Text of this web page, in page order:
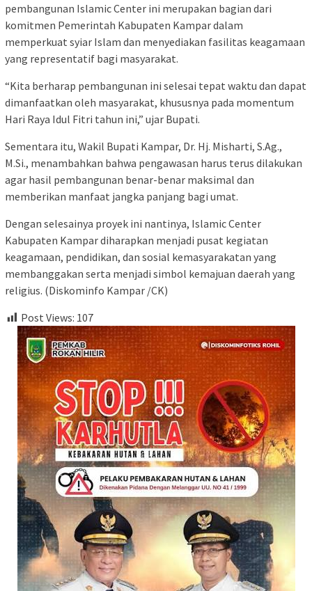
pembangunan Islamic Center ini merupakan bagian dari
komitmen Pemerintah Kabupaten Kampar dalam
memperkuat syiar Islam dan menyediakan fasilitas keagamaan
yang representatif bagi masyarakat.
“Kita berharap pembangunan ini selesai tepat waktu dan dapat
dimanfaatkan oleh masyarakat, khususnya pada momentum
Hari Raya Idul Fitri tahun ini,” ujar Bupati.
Sementara itu, Wakil Bupati Kampar, Dr. Hj. Misharti, S.Ag.,
M.Si., menambahkan bahwa pengawasan harus terus dilakukan
agar hasil pembangunan benar-benar maksimal dan
memberikan manfaat jangka panjang bagi umat.
Dengan selesainya proyek ini nantinya, Islamic Center
Kabupaten Kampar diharapkan menjadi pusat kegiatan
keagamaan, pendidikan, dan sosial kemasyarakatan yang
membanggakan serta menjadi simbol kemajuan daerah yang
religius. (Diskominfo Kampar /CK)
Post Views: 107